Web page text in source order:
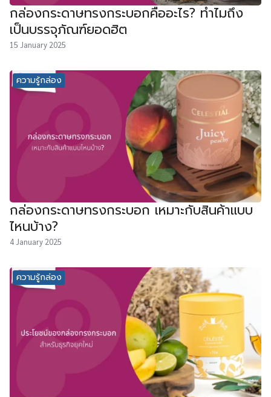
กล่องกระดาษทรงกระบอกคืออะไร? ทำไมถึง
เป็นบรรจุภัณฑ์ยอดฮิต
15 January 2025
ความรู้กล่อง
กล่องกระดาษทรงกระบอก เหมาะกับสินค้าแบบ
ไหนบ้าง?
4 January 2025
ความรู้กล่อง